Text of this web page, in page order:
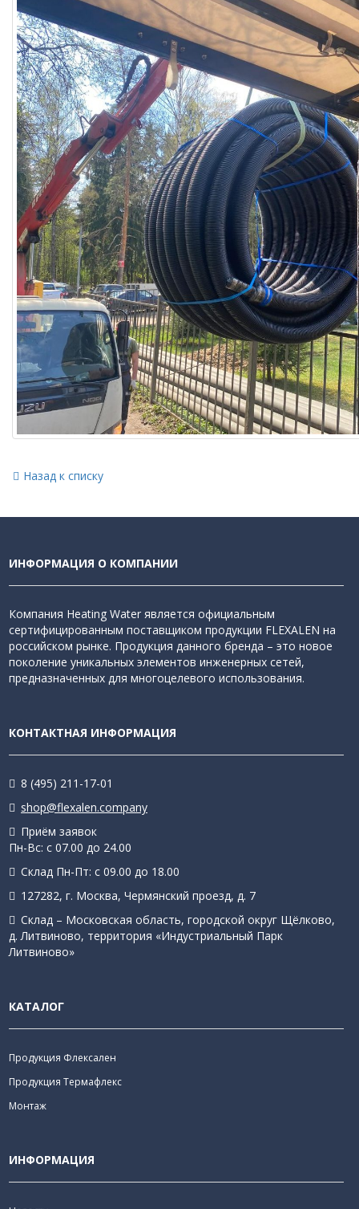
Назад к списку
ИНФОРМАЦИЯ О КОМПАНИИ
Компания Heating Water является официальным
сертифицированным поставщиком продукции FLEXALEN на
российском рынке. Продукция данного бренда – это новое
поколение уникальных элементов инженерных сетей,
предназначенных для многоцелевого использования.
КОНТАКТНАЯ ИНФОРМАЦИЯ
8 (495) 211-17-01
shop@flexalen.company
Приём заявок
Пн-Вс: с 07.00 до 24.00
Склад Пн-Пт: с 09.00 до 18.00
127282, г. Москва, Чермянский проезд, д. 7
Склад – Московская область, городской округ Щёлково,
д. Литвиново, территория «Индустриальный Парк
Литвиново»
КАТАЛОГ
Продукция Флексален
Продукция Термафлекс
Монтаж
ИНФОРМАЦИЯ